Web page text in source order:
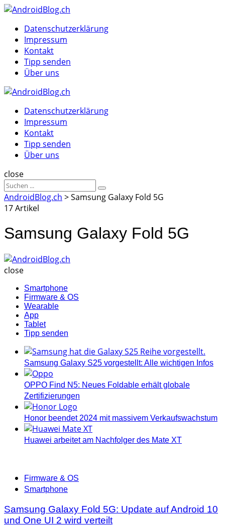
Menu
MenuDatenschutzerklärung
Impressum
Kontakt
Tipp senden
Über uns
Datenschutzerklärung
Impressum
Kontakt
Tipp senden
Über uns
Suche
close
Sucheergebnisse
für
Suche
AndroidBlog.ch >Samsung Galaxy Fold 5G
17 Artikel
Samsung Galaxy Fold 5G
close
Smartphone
Firmware & OS
Wearable
App
Tablet
Tipp senden
Samsung Galaxy S25 vorgestellt: Alle wichtigen Infos
OPPO Find N5: Neues Foldable erhält globale
Zertifizierungen
Honor beendet 2024 mit massivem Verkaufswachstum
Huawei arbeitet am Nachfolger des Mate XT
Categories
Firmware & OS
Smartphone
Samsung Galaxy Fold 5G: Update auf Android 10
und One UI 2 wird verteilt